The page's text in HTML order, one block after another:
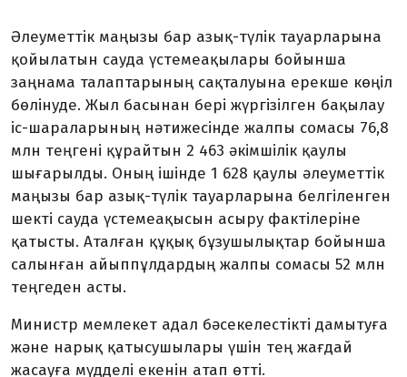
Әлеуметтік маңызы бар азық-түлік тауарларына
қойылатын сауда үстемеақылары бойынша
заңнама талаптарының сақталуына ерекше көңіл
бөлінуде. Жыл басынан бері жүргізілген бақылау
іс-шараларының нәтижесінде жалпы сомасы 76,8
млн теңгені құрайтын 2 463 әкімшілік қаулы
шығарылды. Оның ішінде 1 628 қаулы әлеуметтік
маңызы бар азық-түлік тауарларына белгіленген
шекті сауда үстемеақысын асыру фактілеріне
қатысты. Аталған құқық бұзушылықтар бойынша
салынған айыппұлдардың жалпы сомасы 52 млн
теңгеден асты.
Министр мемлекет адал бәсекелестікті дамытуға
және нарық қатысушылары үшін тең жағдай
жасауға мүдделі екенін атап өтті.